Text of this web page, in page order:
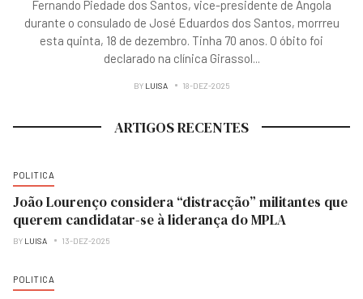
Fernando Piedade dos Santos, vice-presidente de Angola
durante o consulado de José Eduardos dos Santos, morrreu
esta quinta, 18 de dezembro. Tinha 70 anos. O óbito foi
declarado na clínica Girassol...
BY LUISA 18-DEZ-2025
ARTIGOS RECENTES
POLITICA
João Lourenço considera “distracção” militantes que
querem candidatar-se à liderança do MPLA
BY LUISA 13-DEZ-2025
POLITICA